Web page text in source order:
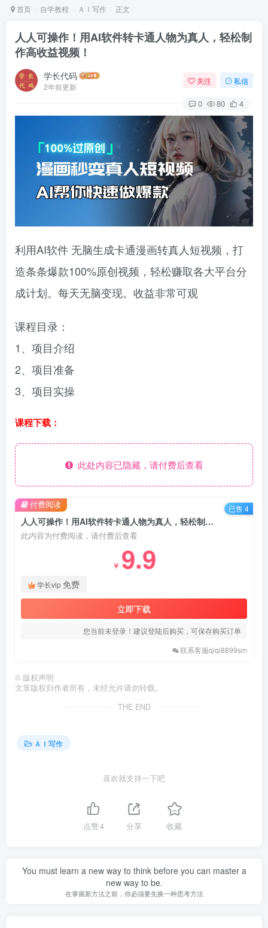
首页 自学教程 ＡＩ写作 正文
人人可操作！用AI软件转卡通人物为真人，轻松制
作高收益视频！
学长代码
2年前更新
关注 私信
0 80 4
利用AI软件 无脑生成卡通漫画转真人短视频，打
造条条爆款100%原创视频，轻松赚取各大平台分
成计划。每天无脑变现。收益非常可观
课程目录：
1、项目介绍
2、项目准备
3、项目实操
课程下载：
此处内容已隐藏，请付费后查看
人人可操作！用AI软件转卡通人物为真人，轻松制作高收益视频！
此内容为付费阅读，请付费后查看
￥ 9.9
学长vip免费
立即下载
您当前未登录！建议登陆后购买，可保存购买订单
联系客服qiqi8899sm
付费阅读 已售 4
© 版权声明
文章版权归作者所有，未经允许请勿转载。
THE END
ＡＩ写作
喜欢就支持一下吧
点赞4 分享 收藏
You must learn a new way to think before you can master a
new way to be.
在掌握新方法之前，你必须要先换一种思考方法